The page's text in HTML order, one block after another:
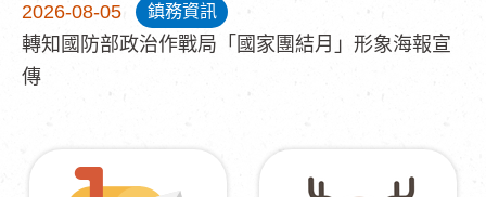
2026-08-05 鎮務資訊
轉知國防部政治作戰局「國家團結月」形象海報宣
傳